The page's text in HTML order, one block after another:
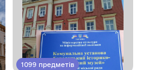
1099 предметів